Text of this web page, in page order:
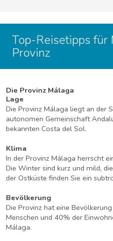
Top-Reisetipps für
Provinz
Die Provinz Málaga
Lage
Die Provinz Málaga liegt an der
autonomen Gemeinschaft
bekannten Costa del Sol.
Klima
In der Provinz Málaga herrscht
Die Winter sind kurz und mild,
der Ostküste finden Sie ein
Bevölkerung
Die Provinz hat eine
Menschen und 40% der
Málaga.